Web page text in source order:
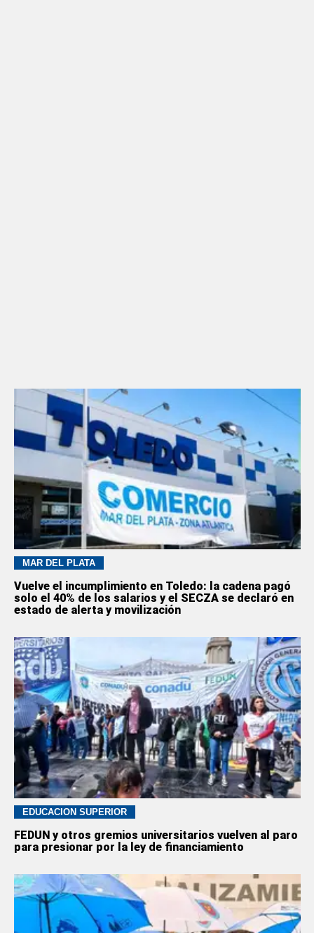
MAR DEL PLATA
Vuelve el incumplimiento en Toledo: la cadena pagó
solo el 40% de los salarios y el SECZA se declaró en
estado de alerta y movilización
EDUCACION SUPERIOR
FEDUN y otros gremios universitarios vuelven al paro
para presionar por la ley de financiamiento